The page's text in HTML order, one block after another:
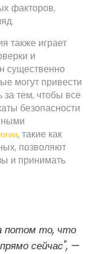
факторов,
также играет
и
существенно
могут привести
тем, чтобы все
безопасности
, такие как
позволяют
и принимать
потом то, что
сейчас", —